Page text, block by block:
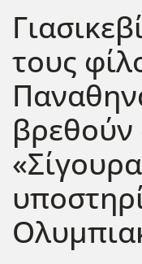
τους
βρεθούν